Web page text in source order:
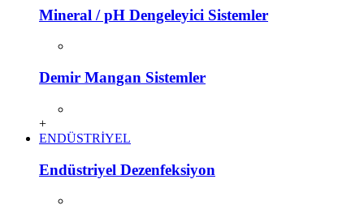
Mineral / pH Dengeleyici Sistemler
Demir Mangan Sistemler
+
ENDÜSTRİYEL
Endüstriyel Dezenfeksiyon